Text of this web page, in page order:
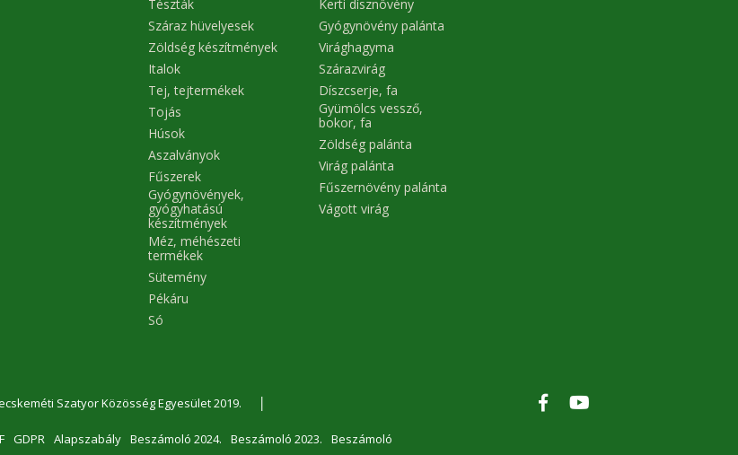
Tészták
Száraz hüvelyesek
Zöldség készítmények
Italok
Tej, tejtermékek
Tojás
Húsok
Aszalványok
Fűszerek
Gyógynövények,
gyógyhatású
készítmények
Méz, méhészeti
termékek
Sütemény
Pékáru
Só
Kerti dísznövény
Gyógynövény palánta
Virághagyma
Szárazvirág
Díszcserje, fa
Gyümölcs vessző,
bokor, fa
Zöldség palánta
Virág palánta
Fűszernövény palánta
Vágott virág
Szatyor Közösség Egyesület 2019. |
GDPR Alapszabály Beszámoló 2024. Beszámoló 2023. Beszámoló